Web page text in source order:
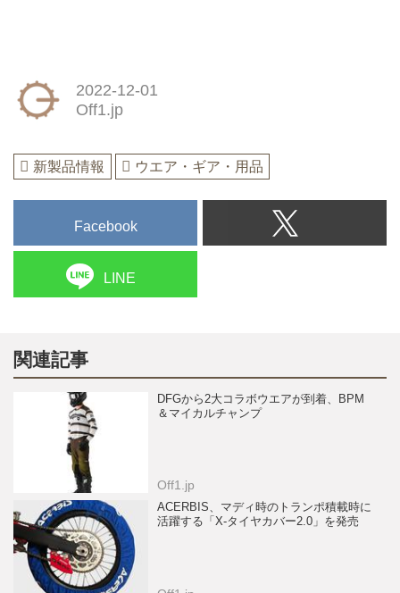
2022-12-01
Off1.jp
新製品情報 ウエア・ギア・用品
Facebook
LINE
関連記事
DFGから2大コラボウエアが到着、BPM
＆マイカルチャンプ
Off1.jp
ACERBIS、マディ時のトランポ積載時に
活躍する「X-タイヤカバー2.0」を発売